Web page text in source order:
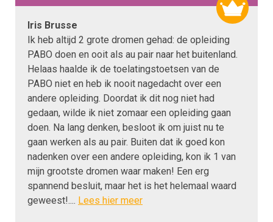
Iris Brusse
Ik heb altijd 2 grote dromen gehad: de opleiding
PABO doen en ooit als au pair naar het buitenland.
Helaas haalde ik de toelatingstoetsen van de
PABO niet en heb ik nooit nagedacht over een
andere opleiding. Doordat ik dit nog niet had
gedaan, wilde ik niet zomaar een opleiding gaan
doen. Na lang denken, besloot ik om juist nu te
gaan werken als au pair. Buiten dat ik goed kon
nadenken over een andere opleiding, kon ik 1 van
mijn grootste dromen waar maken! Een erg
spannend besluit, maar het is het helemaal waard
geweest!.... Lees hier meer